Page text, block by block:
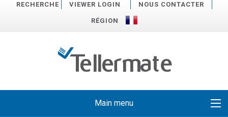
RECHERCHE VIEWER LOGIN NOUS CONTACTER
RÉGION
Main menu